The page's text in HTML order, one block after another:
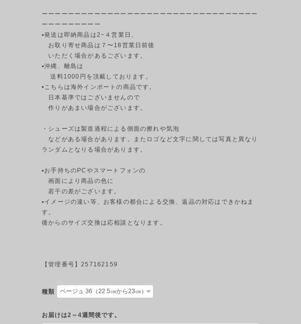
ーーーーーーーーーーーーーーーーーーーーーーーーーーーーーーーーー
ーーーーーーーーー
▪発送は即納商品は2−４営業日、
お取り寄せ商品は７〜18営業日前後
いただく場合があるございます。
▪︎沖縄、離島は
送料1000円を頂戴しております。
•こちらは海外インポートの商品です。
日本基準ではございませんので
作りがあまい場合がございます。
・シューズは製造過程による側面の擦れや気泡
などがある場合があります。またロゴなど文字に関しては写真と異なり
ランダムとなりる場合があります。
▪︎お手持ちのPCやスマートフォンの
画面により商品の色に
若干の差がございます。
▪︎イメージの違い等、お客様の都合による交換、返品の対応はできかねま
す。
後からのサイズ交換は応相談となります。
【管理番号】257162159
種類
お届けは2～4週間後です。